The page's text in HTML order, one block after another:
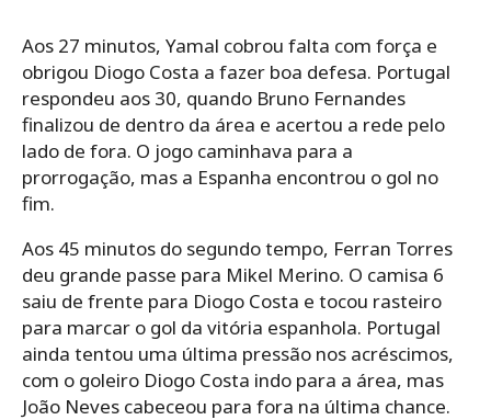
Aos 27 minutos, Yamal cobrou falta com força e
obrigou Diogo Costa a fazer boa defesa. Portugal
respondeu aos 30, quando Bruno Fernandes
finalizou de dentro da área e acertou a rede pelo
lado de fora. O jogo caminhava para a
prorrogação, mas a Espanha encontrou o gol no
fim.
Aos 45 minutos do segundo tempo, Ferran Torres
deu grande passe para Mikel Merino. O camisa 6
saiu de frente para Diogo Costa e tocou rasteiro
para marcar o gol da vitória espanhola. Portugal
ainda tentou uma última pressão nos acréscimos,
com o goleiro Diogo Costa indo para a área, mas
João Neves cabeceou para fora na última chance.